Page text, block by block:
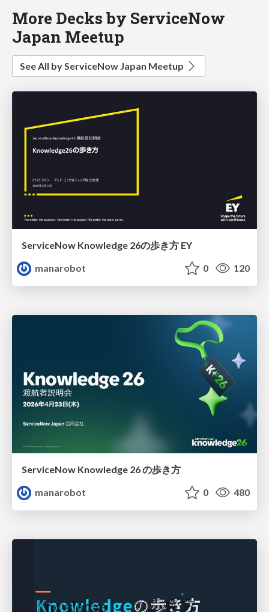
More Decks by ServiceNow
Japan Meetup
See All by ServiceNow Japan Meetup
ServiceNow Knowledge 26の歩き方 EY
manarobot
0 120
ServiceNow Knowledge 26 の歩き方
manarobot
0 480